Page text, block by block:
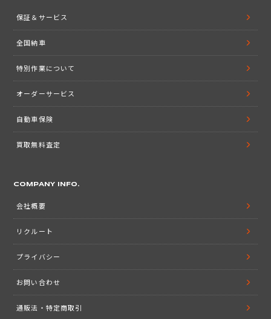
保証＆サービス
全国納車
特別作業について
オーダーサービス
自動車保険
買取無料査定
COMPANY INFO.
会社概要
リクルート
プライバシー
お問い合わせ
通販法・特定商取引